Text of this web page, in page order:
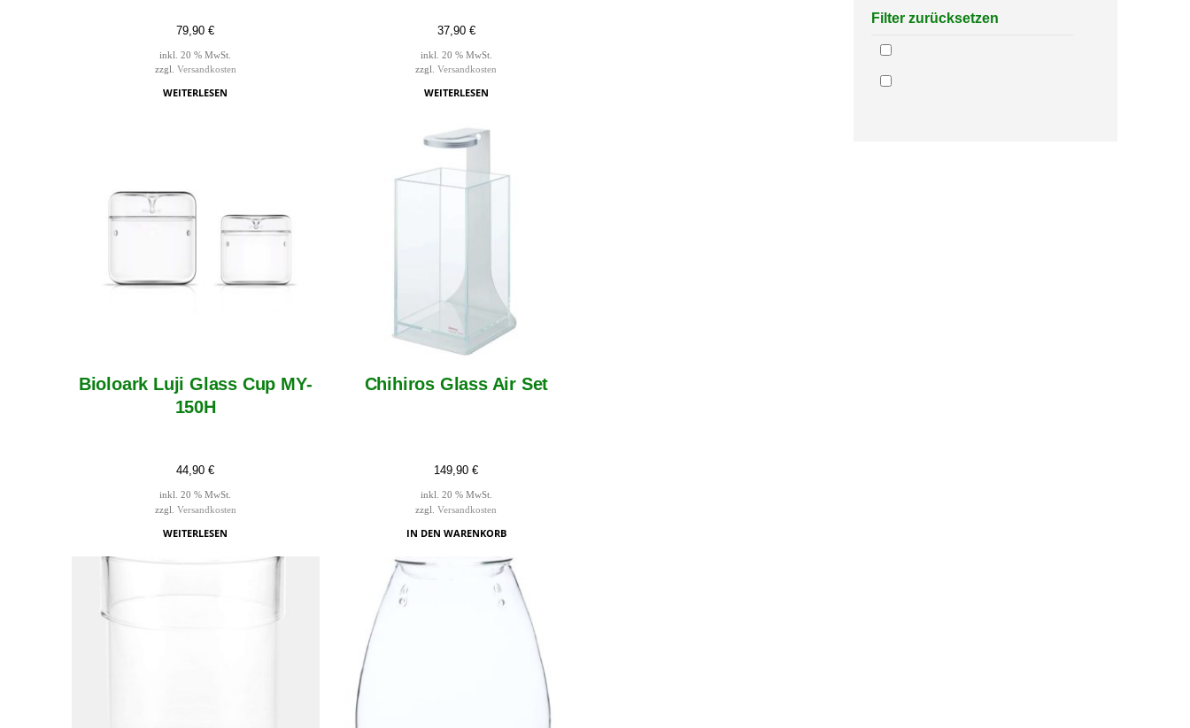
79,90€
inkl. 20 % MwSt.
zzgl. Versandkosten
WEITERLESEN
37,90 €
inkl. 20 % MwSt.
zzgl. Versandkosten
WEITERLESEN
Bioloark Luji Glass Cup MY-
150H
44,90€
inkl. 20 % MwSt.
zzgl. Versandkosten
WEITERLESEN
Chihiros Glass Air Set
149,90€
inkl. 20 % MwSt.
zzgl.Versandkosten
IN DEN WARENKORB
Filter zurücksetzen